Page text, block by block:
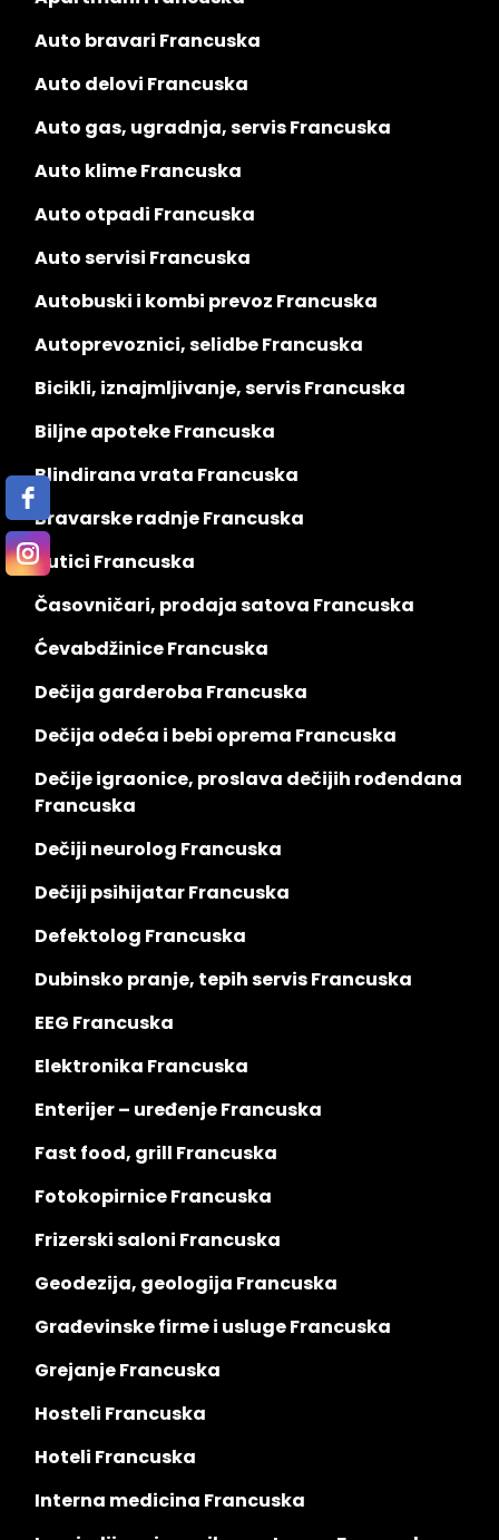
Auto bravari Francuska
Auto delovi Francuska
Auto gas, ugradnja, servis Francuska
Auto klime Francuska
Auto otpadi Francuska
Auto servisi Francuska
Autobuski i kombi prevoz Francuska
Autoprevoznici, selidbe Francuska
Bicikli, iznajmljivanje, servis Francuska
Biljne apoteke Francuska
Blindirana vrata Francuska
Bravarske radnje Francuska
Butici Francuska
Časovničari, prodaja satova Francuska
Ćevabdžinice Francuska
Dečija garderoba Francuska
Dečija odeća i bebi oprema Francuska
Dečije igraonice, proslava dečijih rođendana
Francuska
Dečiji neurolog Francuska
Dečiji psihijatar Francuska
Defektolog Francuska
Dubinsko pranje, tepih servis Francuska
EEG Francuska
Elektronika Francuska
Enterijer – uređenje Francuska
Fast food, grill Francuska
Fotokopirnice Francuska
Frizerski saloni Francuska
Geodezija, geologija Francuska
Građevinske firme i usluge Francuska
Grejanje Francuska
Hosteli Francuska
Hoteli Francuska
Interna medicina Francuska